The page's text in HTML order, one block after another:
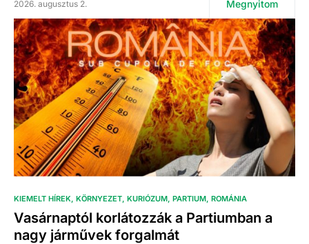
2026. augusztus 2. Megnyitom
KIEMELT HÍREK KÖRNYEZET KURIÓZUM PARTIUM ROMÁNIA
Vasárnaptól korlátozzák a Partiumban a
nagy járművek forgalmát